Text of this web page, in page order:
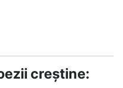
creștine: